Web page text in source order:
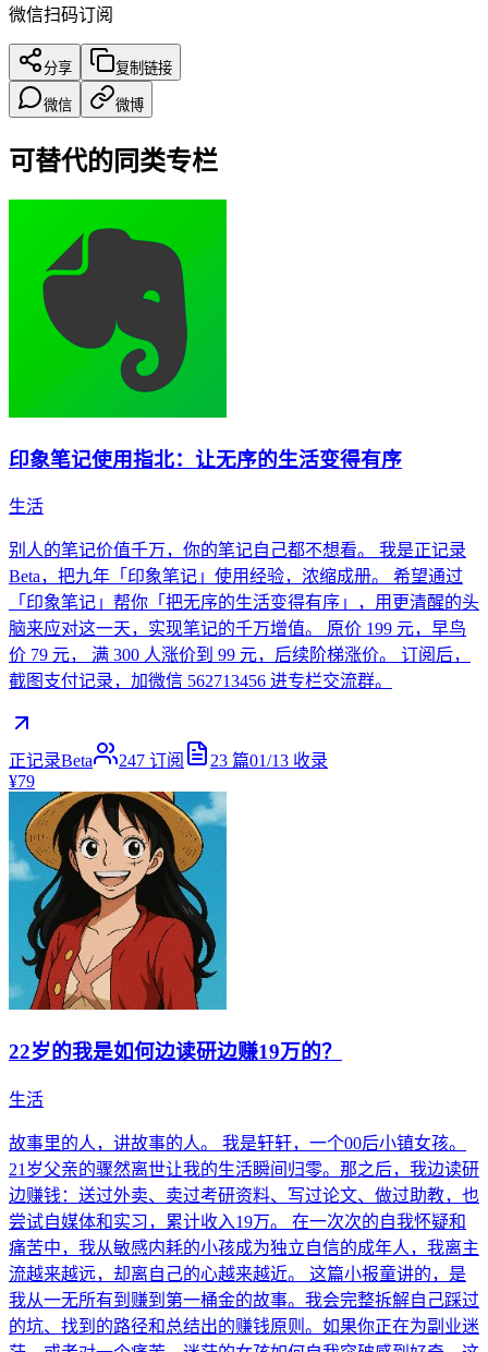
微信扫码订阅
分享 复制链接
微信 微博
可替代的同类专栏
印象笔记使用指北：让无序的生活变得有序
生活
别人的笔记价值千万，你的笔记自己都不想看。 我是正记录
Beta，把九年「印象笔记」使用经验，浓缩成册。 希望通过
「印象笔记」帮你「把无序的生活变得有序」，用更清醒的头
脑来应对这一天，实现笔记的千万增值。 原价 199 元，早鸟
价 79 元， 满 300 人涨价到 99 元，后续阶梯涨价。 订阅后，
截图支付记录，加微信 562713456 进专栏交流群。
正记录Beta 247 订阅 23 篇01/13 收录
¥79
22岁的我是如何边读研边赚19万的？
生活
故事里的人，讲故事的人。 我是轩轩，一个00后小镇女孩。
21岁父亲的骤然离世让我的生活瞬间归零。那之后，我边读研
边赚钱：送过外卖、卖过考研资料、写过论文、做过助教，也
尝试自媒体和实习，累计收入19万。 在一次次的自我怀疑和
痛苦中，我从敏感内耗的小孩成为独立自信的成年人，我离主
流越来越远，却离自己的心越来越近。 这篇小报童讲的，是
我从一无所有到赚到第一桶金的故事。我会完整拆解自己踩过
的坑、找到的路径和总结出的赚钱原则。如果你正在为副业迷